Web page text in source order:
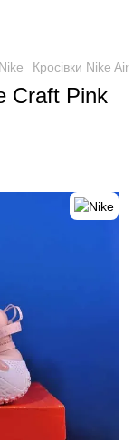
Кросівки Nike
Craft Pink